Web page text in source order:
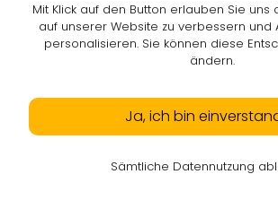
Mit Klick auf den Button erlauben Sie uns
auf unserer Website zu verbessern und
personalisieren. Sie können diese
ändern.
Ja, ich bin
Sämtliche Datennutzung